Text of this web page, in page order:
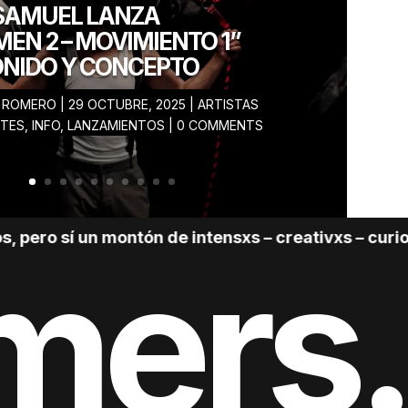
LANZA
2 – MOVIMIENTO 1”
Y CONCEPTO
29 OCTUBRE, 2025
ARTISTAS
INFO LANZAMIENTOS | 0 COMMENTS
de intensxs – creativxs – curiosxs – cursis –